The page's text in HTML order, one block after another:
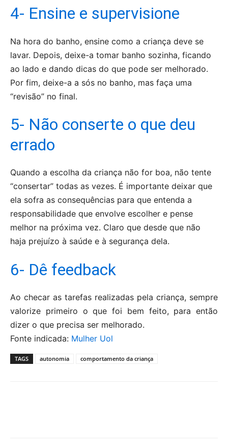
4- Ensine e supervisione
Na hora do banho, ensine como a criança deve se
lavar. Depois, deixe-a tomar banho sozinha, ficando
ao lado e dando dicas do que pode ser melhorado.
Por fim, deixe-a a sós no banho, mas faça uma
“revisão” no final.
5- Não conserte o que deu
errado
Quando a escolha da criança não for boa, não tente
“consertar” todas as vezes. É importante deixar que
ela sofra as consequências para que entenda a
responsabilidade que envolve escolher e pense
melhor na próxima vez. Claro que desde que não
haja prejuízo à saúde e à segurança dela.
6- Dê feedback
Ao checar as tarefas realizadas pela criança, sempre
valorize primeiro o que foi bem feito, para então
dizer o que precisa ser melhorado.
Fonte indicada: Mulher Uol
TAGS autonomia comportamento da criança